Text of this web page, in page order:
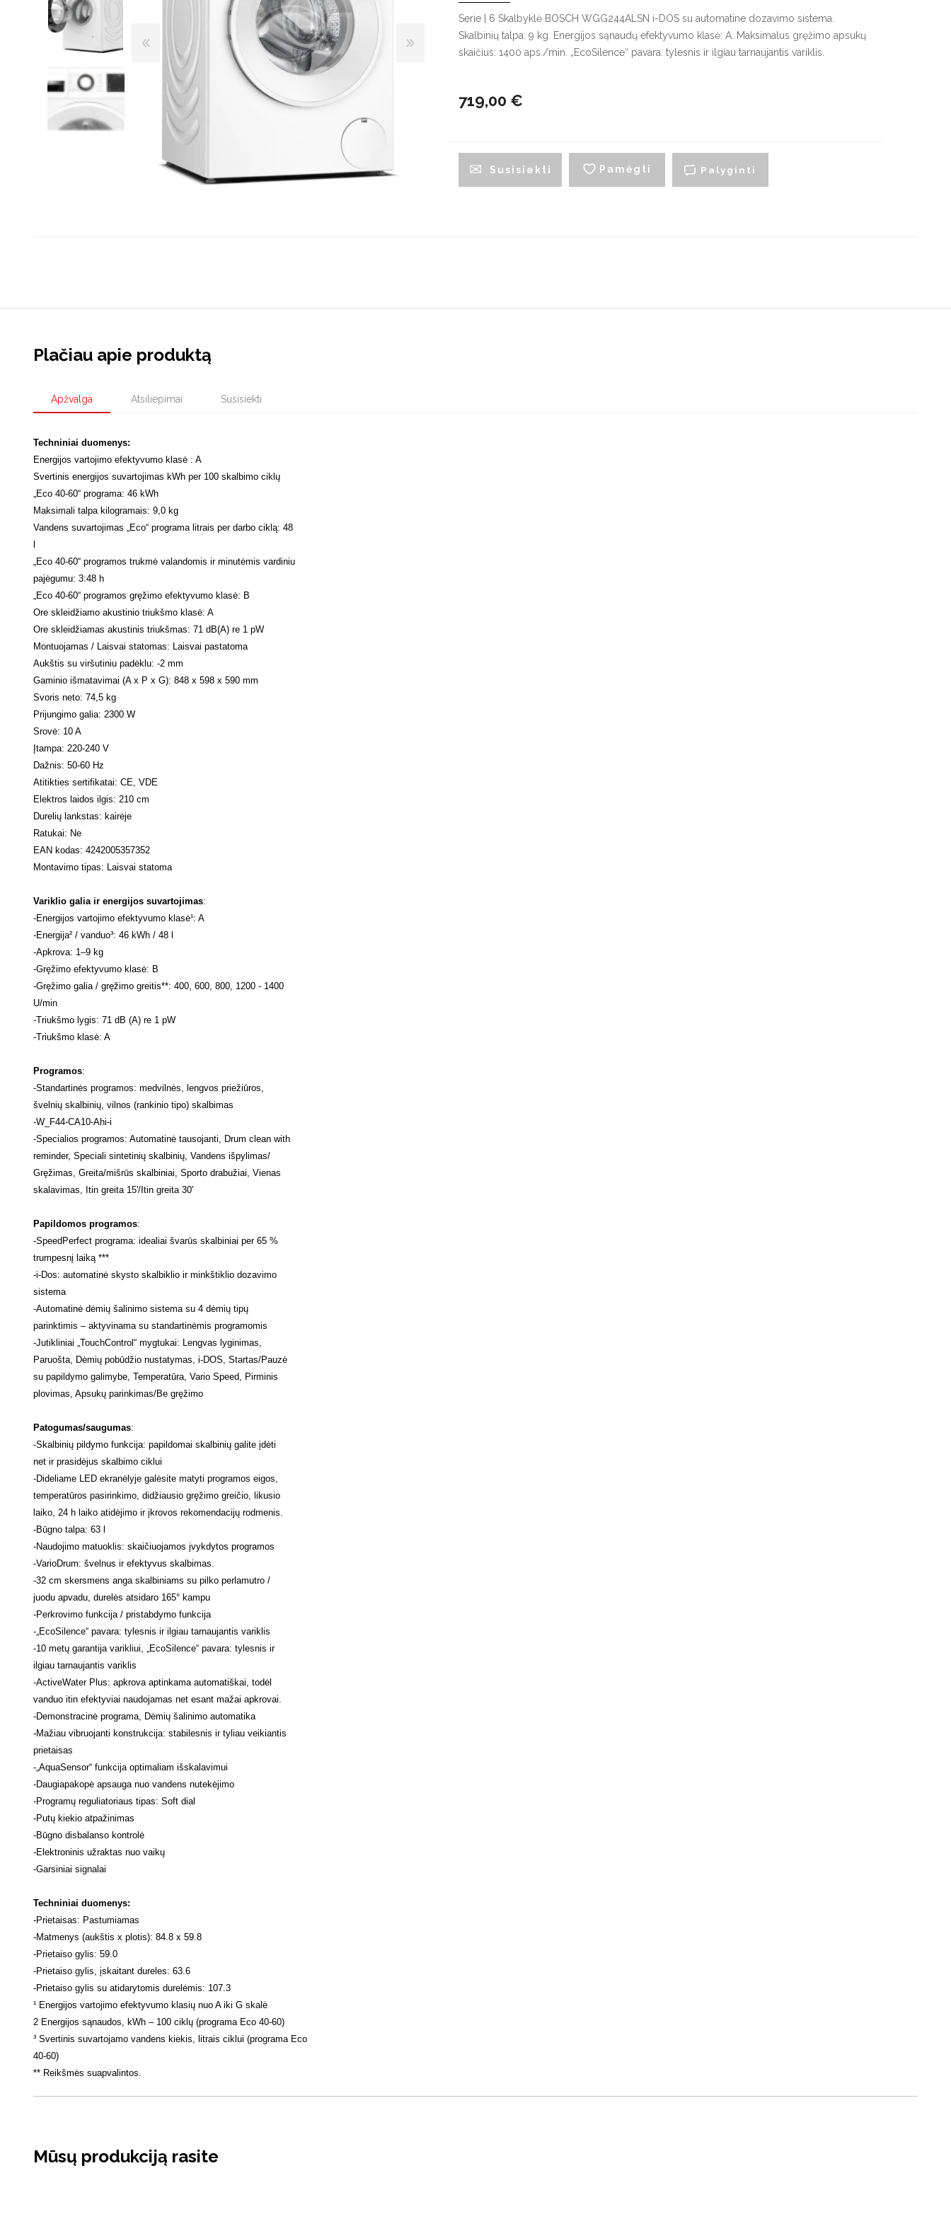
Dulkių siurbliai
Belaidžiai dulkių siurbliai-
šluotos
Siurbliai robotai
Dulkių siurblių priedai
Šaldytuvai ir šaldikliai
Laisvai pastatomi
šaldytuvai
Įmontuojami šaldytuvai
Dviduriai šaldytuvai
Indaplovės
Įmontuojamos indaplovės
Pastatomos indaplovės
Indaplovių priedai
Džiovyklės Vyno šaldytuvai Smulki virtuvės technika
Kamado Bono
Siemens
Silverline
Serie | 6 Skalbyklė BOSCH WGG244ALSN i-DOS su automatine dozavimo sistema.
Skalbinių talpa: 9 kg. Energijos sąnaudų efektyvumo klasė: A. Maksimalus gręžimo apsukų
skaičius: 1400 aps./min. „EcoSilence“ pavara: tylesnis ir ilgiau tarnaujantis variklis.
719,00 €
Pamėgti
Susisiekti Palyginti
Plačiau apie produktą
Apžvalga Atsiliepimai Susisiekti
Techniniai duomenys:
Energijos vartojimo efektyvumo klasė : A
Svertinis energijos suvartojimas kWh per 100 skalbimo ciklų
„Eco 40-60“ programa: 46 kWh
Maksimali talpa kilogramais: 9,0 kg
Vandens suvartojimas „Eco“ programa litrais per darbo ciklą: 48
„Eco 40-60“ programos trukmė valandomis ir minutėmis vardiniu
pajėgumu: 3:48 h
„Eco 40-60“ programos gręžimo efektyvumo klasė: B
Ore skleidžiamo akustinio triukšmo klasė: A
Ore skleidžiamas akustinis triukšmas: 71 dB(A) re 1 pW
Montuojamas / Laisvai statomas: Laisvai pastatoma
Aukštis su viršutiniu padėklu: -2 mm
Gaminio išmatavimai (A x P x G): 848 x 598 x 590 mm
Svoris neto: 74,5 kg
Prijungimo galia: 2300 W
Srovė: 10 A
Įtampa: 220-240 V
Dažnis: 50-60 Hz
Atitikties sertifikatai: CE, VDE
Elektros laidos ilgis: 210 cm
Durelių lankstas: kairėje
Ratukai: Ne
EAN kodas: 4242005357352
Montavimo tipas: Laisvai statoma
Variklio galia ir energijos suvartojimas:
-Energijos vartojimo efektyvumo klasė¹: A
-Energija² / vanduo³: 46 kWh / 48 l
-Apkrova: 1–9 kg
-Gręžimo efektyvumo klasė: B
-Gręžimo galia / gręžimo greitis**: 400, 600, 800, 1200 - 1400
U/min
-Triukšmo lygis: 71 dB (A) re 1 pW
-Triukšmo klasė: A
Programos:
-Standartinės programos: medvilnės, lengvos priežiūros,
švelnių skalbinių, vilnos (rankinio tipo) skalbimas
-W_F44-CA10-Ahi-i
-Specialios programos: Automatinė tausojanti, Drum clean with
reminder, Speciali sintetinių skalbinių, Vandens išpylimas/
Gręžimas, Greita/mišrūs skalbiniai, Sporto drabužiai, Vienas
skalavimas, Itin greita 15'/Itin greita 30'
Papildomos programos:
-SpeedPerfect programa: idealiai švarūs skalbiniai per 65 %
trumpesnį laiką ***
-i-Dos: automatinė skysto skalbiklio ir minkštiklio dozavimo
sistema
-Automatinė dėmių šalinimo sistema su 4 dėmių tipų
parinktimis – aktyvinama su standartinėmis programomis
-Jutikliniai „TouchControl“ mygtukai: Lengvas lyginimas,
Paruošta, Dėmių pobūdžio nustatymas, i-DOS, Startas/Pauzė
su papildymo galimybe, Temperatūra, Vario Speed, Pirminis
plovimas, Apsukų parinkimas/Be gręžimo
Patogumas/saugumas:
-Skalbinių pildymo funkcija: papildomai skalbinių galite įdėti
net ir prasidėjus skalbimo ciklui
-Dideliame LED ekranėlyje galėsite matyti programos eigos,
temperatūros pasirinkimo, didžiausio gręžimo greičio, likusio
laiko, 24 h laiko atidėjimo ir įkrovos rekomendacijų rodmenis.
-Būgno talpa: 63 l
-Naudojimo matuoklis: skaičiuojamos įvykdytos programos
-VarioDrum: švelnus ir efektyvus skalbimas.
-32 cm skersmens anga skalbiniams su pilko perlamutro /
juodu apvadu, durelės atsidaro 165° kampu
-Perkrovimo funkcija / pristabdymo funkcija
-„EcoSilence“ pavara: tylesnis ir ilgiau tarnaujantis variklis
-10 metų garantija varikliui, „EcoSilence“ pavara: tylesnis ir
ilgiau tarnaujantis variklis
-ActiveWater Plus: apkrova aptinkama automatiškai, todėl
vanduo itin efektyviai naudojamas net esant mažai apkrovai.
-Demonstracinė programa, Dėmių šalinimo automatika
-Mažiau vibruojanti konstrukcija: stabilesnis ir tyliau veikiantis
prietaisas
-„AquaSensor“ funkcija optimaliam išskalavimui
-Daugiapakopė apsauga nuo vandens nutekėjimo
-Programų reguliatoriaus tipas: Soft dial
-Putų kiekio atpažinimas
-Būgno disbalanso kontrolė
-Elektroninis užraktas nuo vaikų
-Garsiniai signalai
Techniniai duomenys:
-Prietaisas: Pastumiamas
-Matmenys (aukštis x plotis): 84.8 x 59.8
-Prietaiso gylis: 59.0
-Prietaiso gylis, įskaitant dureles: 63.6
-Prietaiso gylis su atidarytomis durelėmis: 107.3
¹ Energijos vartojimo efektyvumo klasių nuo A iki G skalė
2 Energijos sąnaudos, kWh – 100 ciklų (programa Eco 40-60)
³ Svertinis suvartojamo vandens kiekis, litrais ciklui (programa Eco
40-60)
** Reikšmės suapvalintos.
Mūsų produkciją rasite